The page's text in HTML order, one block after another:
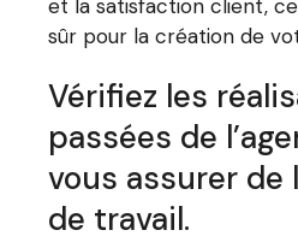
et la satisfaction client,
sûr pour la création de
Vérifiez les
passées de
vous assurer de
de travail.